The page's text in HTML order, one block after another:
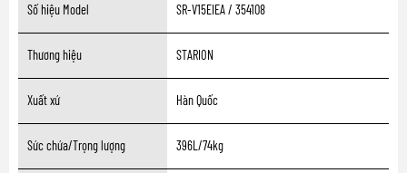
Số hiệu Model SR-V15EIEA / 354108
Thương hiệu STARION
Xuất xứ Hàn Quốc
Sức chứa/Trọng lượng 396L/74kg